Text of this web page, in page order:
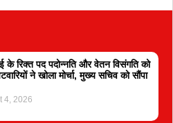
रिक्त पद पदोन्नति और वेतन विसंगति को
ने खोला मोर्चा, मुख्य सचिव को सौंपा
4, 2026